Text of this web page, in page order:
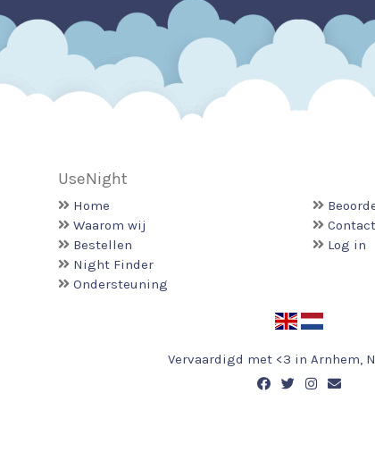
UseNight
Home
Waarom wij
Bestellen
Night Finder
Ondersteuning
Contact
Log in
Vervaardigd met <3 in Arnhem,